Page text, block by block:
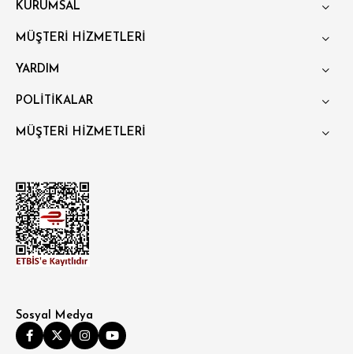
KURUMSAL
MÜŞTERİ HİZMETLERİ
YARDIM
POLİTİKALAR
MÜŞTERİ HİZMETLERİ
Sosyal Medya